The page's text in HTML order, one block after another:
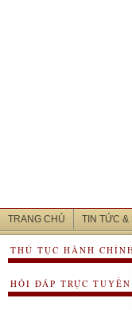
TRANG CHỦ TIN TỨC &
THỦ TỤC HÀNH
HỎI ĐÁP TRỰC TUYẾN